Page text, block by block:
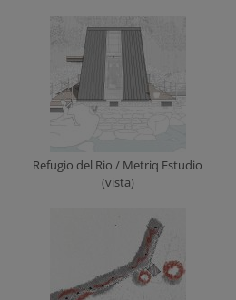
Refugio del Rio / Metriq Estudio
(vista)